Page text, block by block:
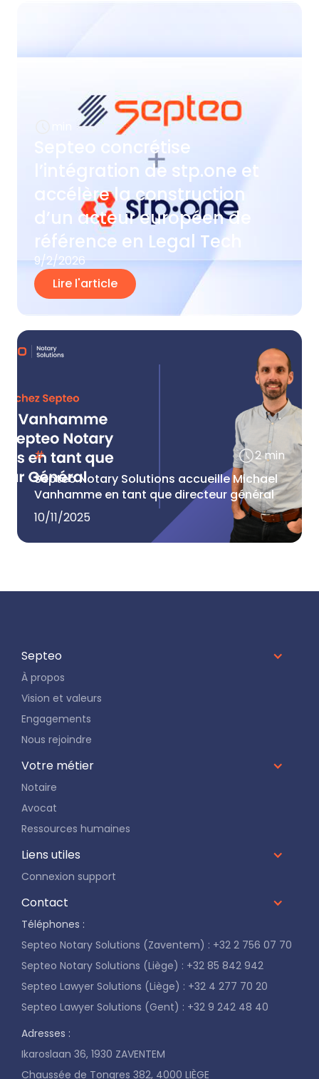
Septeo concrétise
l’intégration de stp.one et
accélère la construction
d’un acteur européen de
référence en Legal Tech
9/2/2026
Lire l'article
#
2 min
Septeo Notary Solutions accueille Michael
Vanhamme en tant que directeur général
10/11/2025
Septeo
À propos
Vision et valeurs
Engagements
Nous rejoindre
Votre métier
Notaire
Avocat
Ressources humaines
Liens utiles
Connexion support
Contact
Téléphones :
Septeo Notary Solutions (Zaventem) : +32 2 756 07 70
Septeo Notary Solutions (Liège) : +32 85 842 942
Septeo Lawyer Solutions (Liège) : +32 4 277 70 20
Septeo Lawyer Solutions (Gent) : +32 9 242 48 40
Adresses :
Ikaroslaan 36, 1930 ZAVENTEM
Chaussée de Tongres 382, 4000 LIÈGE